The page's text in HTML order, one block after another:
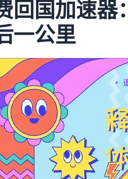
回国加速器
一公里